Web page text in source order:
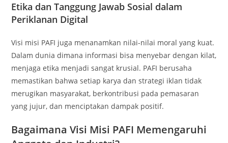
Etika dan Tanggung Jawab Sosial dalam
Periklanan Digital
Visi misi PAFI juga menanamkan nilai-nilai moral yang kuat.
Dalam dunia dimana informasi bisa menyebar dengan kilat,
menjaga etika menjadi sangat krusial. PAFI berusaha
memastikan bahwa setiap karya dan strategi iklan tidak
merugikan masyarakat, berkontribusi pada pemasaran
yang jujur, dan menciptakan dampak positif.
Bagaimana Visi Misi PAFI Memengaruhi